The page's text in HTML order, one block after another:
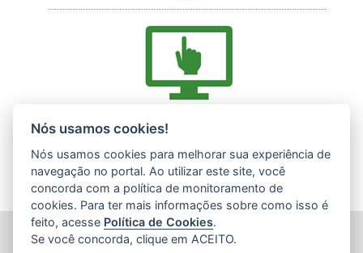
INSTITUTO ESTADUAL DE MEIO AMBIENTE (IEMA)
Nós usamos cookies!
Nós usamos cookies para melhorar sua experiência de
navegação no portal. Ao utilizar este site, você
concorda com a política de monitoramento de
cookies. Para ter mais informações sobre como isso é
feito, acesse Política de Cookies.
Se você concorda, clique em ACEITO.